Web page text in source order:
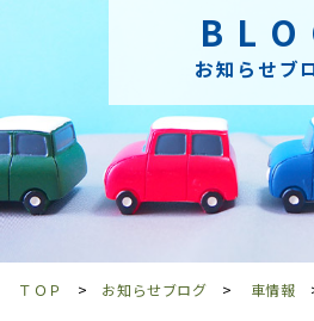
お知らせブ
ＴＯＰ お知らせブログ 車情報